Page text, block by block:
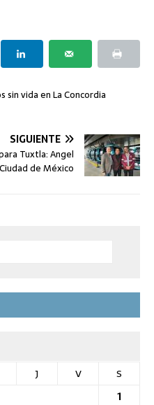
sin vida en La Concordia
SIGUIENTE
Tuxtla: Angel
de México
J V
S
1